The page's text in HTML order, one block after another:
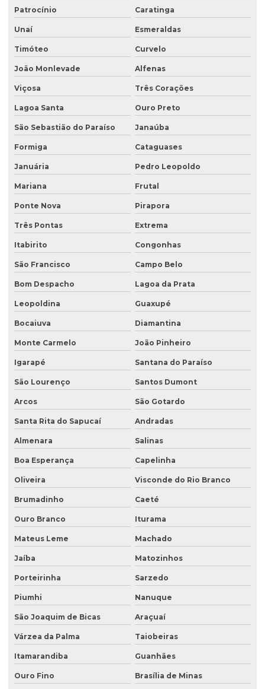
Empresa sondagem de solo
Empresas de consultoria ambiental
Empresas de consultoria meio ambiente
Empresas que fazem análise de água
Ensaio percolação do solo
Ensaio triaxial de solos
Escritório de consultoria ambiental
Estudo hidrogeológico
Estudo hidrológico
Estudo hidrológico para outorga
Estudo hidrológico para pontes
Estudo de passivo ambiental
Exploração de águas subterrâneas
Gerenciamento de efluentes
Investigação ambiental
Investigação ambiental confirmatória
Investigação ambiental detalhada
Investigação ambiental preliminar
Investigação confirmatória
Investigação confirmatória de passivo ambiental
Investigação detalhada de passivo ambiental
Laboratório de análise de água
Laboratório de análise de efluentes
Laudo hidrogeológico
Laudo de passivo ambiental
Licenciamento ambiental de aterro sanitário
Licenciamento ambiental para atividades agropecuárias
Licenciamento ambiental de atividades rurais
Patrocínio Caratinga
Unaí Esmeraldas
Timóteo Curvelo
João Monlevade Alfenas
Viçosa Três Corações
Lagoa Santa Ouro Preto
São Sebastião do Paraíso Janaúba
Formiga Cataguases
Januária Pedro Leopoldo
Mariana Frutal
Ponte Nova Pirapora
Três Pontas Extrema
Itabirito Congonhas
São Francisco Campo Belo
Bom Despacho Lagoa da Prata
Leopoldina Guaxupé
Bocaiuva Diamantina
Monte Carmelo João Pinheiro
Igarapé Santana do Paraíso
São Lourenço Santos Dumont
Arcos São Gotardo
Santa Rita do Sapucaí Andradas
Almenara Salinas
Boa Esperança Capelinha
Oliveira Visconde do Rio Branco
Brumadinho Caeté
Ouro Branco Iturama
Mateus Leme Machado
Jaíba Matozinhos
Porteirinha Sarzedo
Piumhi Nanuque
São Joaquim de Bicas Araçuaí
Várzea da Palma Taiobeiras
Itamarandiba Guanhães
Ouro Fino Brasília de Minas